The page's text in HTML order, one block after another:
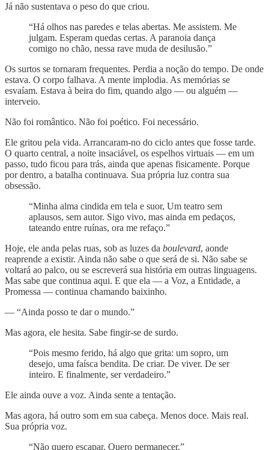
Já não sustentava o peso do que criou.
“Há olhos nas paredes e telas abertas. Me assistem. Me
julgam. Esperam quedas certas. A paranoia dança
comigo no chão, nessa rave muda de desilusão.”
Os surtos se tornaram frequentes. Perdia a noção do tempo. De onde
estava. O corpo falhava. A mente implodia. As memórias se
esvaíam. Estava à beira do fim, quando algo — ou alguém —
interveio.
Não foi romântico. Não foi poético. Foi necessário.
Ele gritou pela vida. Arrancaram-no do ciclo antes que fosse tarde.
O quarto central, a noite insaciável, os espelhos virtuais — em um
passo, tudo ficou para trás, ainda que apenas fisicamente. Porque
por dentro, a batalha continuava. Sua própria luz contra sua
obsessão.
“Minha alma cindida em tela e suor, Um teatro sem
aplausos, sem autor. Sigo vivo, mas ainda em pedaços,
tateando entre ruínas, ora me refaço.”
Hoje, ele anda pelas ruas, sob as luzes da boulevard, aonde
reaprende a existir. Ainda não sabe o que será de si. Não sabe se
voltará ao palco, ou se escreverá sua história em outras linguagens.
Mas sabe que continua aqui. E que ela — a Voz, a Entidade, a
Promessa — continua chamando baixinho.
— “Ainda posso te dar o mundo.”
Mas agora, ele hesita. Sabe fingir-se de surdo.
“Pois mesmo ferido, há algo que grita: um sopro, um
desejo, uma faísca bendita. De criar. De viver. De ser
inteiro. E finalmente, ser verdadeiro.”
Ele ainda ouve a voz. Ainda sente a tentação.
Mas agora, há outro som em sua cabeça. Menos doce. Mais real.
Sua própria voz.
“Não quero escapar. Quero permanecer.”